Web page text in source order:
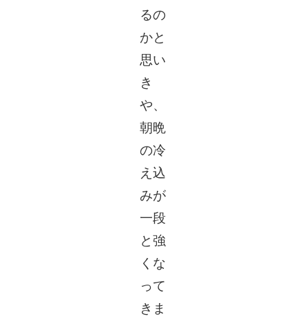
るの
かと
思い
き
や、
朝晩
の冷
え込
みが
一段
と強
くな
って
きま